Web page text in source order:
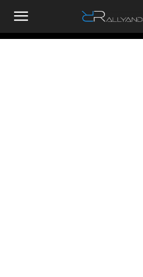
RallyandRaces.com